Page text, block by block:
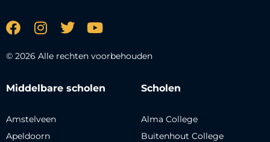
© 2026 Alle rechten voorbehouden
Middelbare scholen
Amstelveen
Apeldoorn
Scholen
Alma College
Buitenhout College